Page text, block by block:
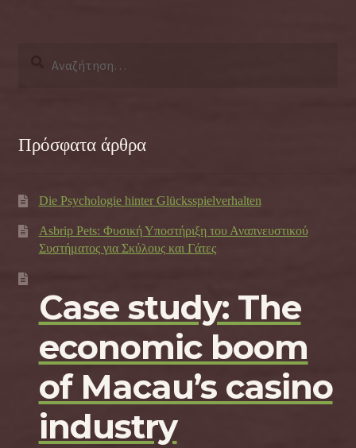
Πρόσφατα άρθρα
Die Psychologie hinter Glücksspielverhalten
Asbrip Pets: Φυσική Υποστήριξη του Αναπνευστικού
Συστήματος για Σκύλους και Γάτες
Case study: The
economic boom
of Macau’s casino
industry